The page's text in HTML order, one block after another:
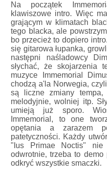
Na początek
klawiszowe intro. Więc
grającym w klimatach
tego blacka, ale
bo przecież to dopiero
się gitarowa łupanka,
następni naśladowcy
słychać, że skojarzenia
muzyce Immemorial
chodzą a'la Norwegia,
są liczne zmiany tempa,
melodyjnie, wolniej itp.
umieją już sporo.
Immemorial, to one
opętania a zarazem
patetyczności. Każdy
"Ius Primae Noctis"
odwrotnie, trzeba to demo
odkryć wszystkie smaczki.